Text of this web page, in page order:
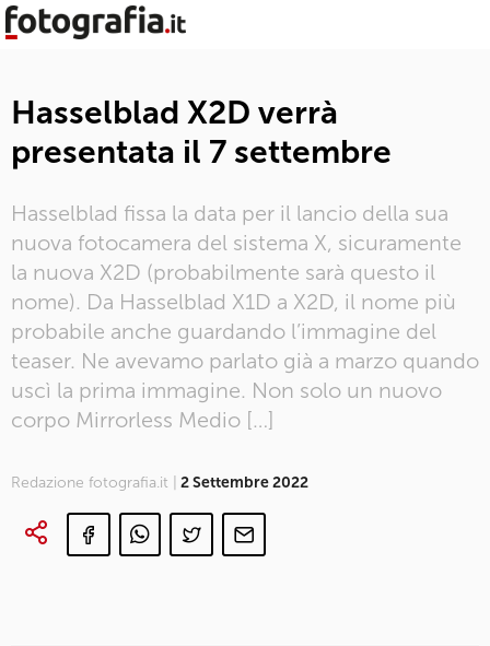
Hasselblad X2D verrà
presentata il 7 settembre
Hasselblad fissa la data per il lancio della sua
nuova fotocamera del sistema X, sicuramente
la nuova X2D (probabilmente sarà questo il
nome). Da Hasselblad X1D a X2D, il nome più
probabile anche guardando l’immagine del
teaser. Ne avevamo parlato già a marzo quando
uscì la prima immagine. Non solo un nuovo
corpo Mirrorless Medio […]
Redazione fotografia.it | 2 Settembre 2022